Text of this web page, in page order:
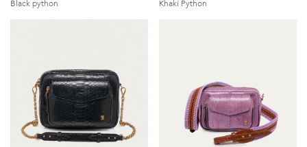
Black python Khaki Python